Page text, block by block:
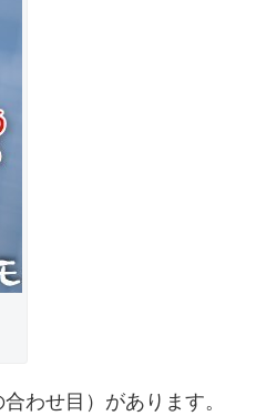
わせ目）があります。